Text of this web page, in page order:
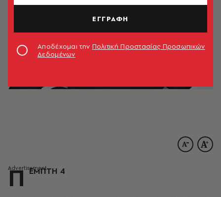
Π ΕΜΠΤΗ 4
ΕΓΓΡΑΦΗ
Αποδέχομαι την Πολιτική Προστασίας Προσωπικών
Δεδομένων